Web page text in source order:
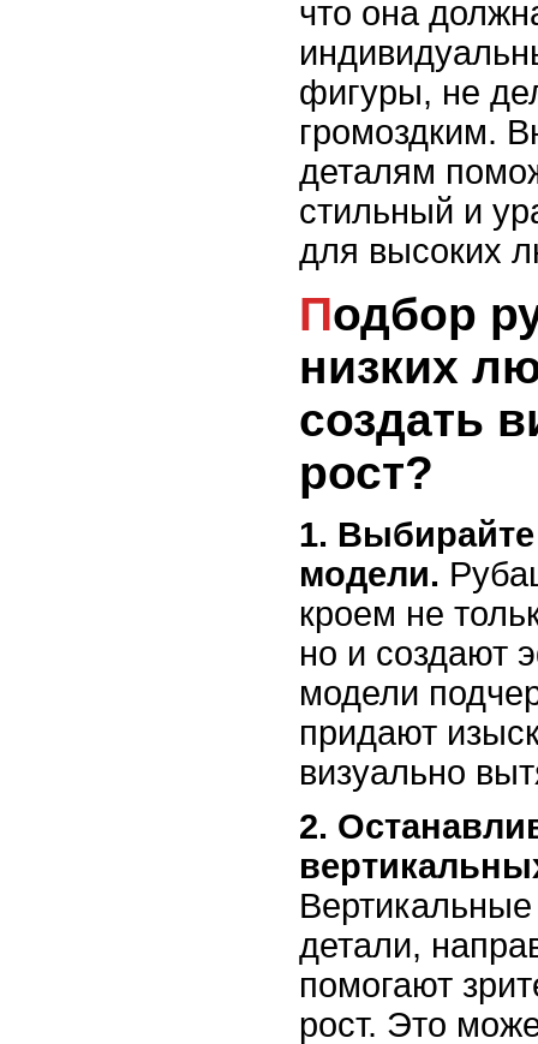
что она
фигуры, не
громоздким.
деталям
стильный и
для высоких
Подбор рубашки для
низких
создать
рост?
1.
модели.
кроем не
но и создают
модели
придают
визуально
2.
детали,
помогают
рост. Это